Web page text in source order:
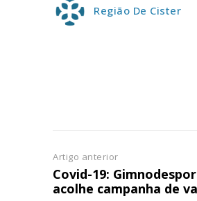
Região De Cister
Artigo anterior
Covid-19:
acolhe campanha de